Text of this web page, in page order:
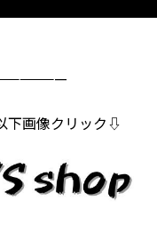
下画像クリック⇩